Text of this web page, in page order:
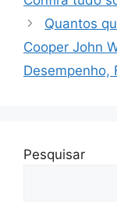
Quantos
Cooper John
Desempenho,
Pesquisar